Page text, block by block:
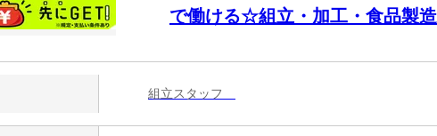
で働ける☆組立・加工・食品製
組立スタッフ